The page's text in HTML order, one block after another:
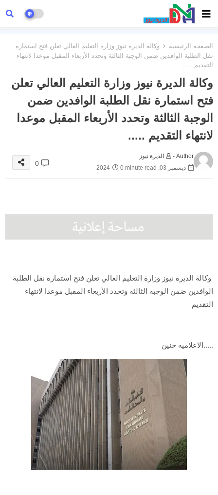
الصفحة الرئيسية
وكالة الديرة نيوز وزارة التعليم العالي تعلن فتح استمارة
نقل الطلبة الوافدين ضمن الوجبة الثالثة وتحدد الأربعاء المقبل موعدا لانتهاء
التقديم .....
وكالة الديرة نيوز وزارة التعليم العالي تعلن
فتح استمارة نقل الطلبة الوافدين ضمن
الوجبة الثالثة وتحدد الأربعاء المقبل موعدا
لانتهاء التقديم .....
Author -
الديرة نيوز
ديسمبر 03, 2024
0 minute read
0
وكالة الديرة نيوز وزارة التعليم العالي تعلن فتح استمارة نقل الطلبة
الوافدين ضمن الوجبة الثالثة وتحدد الأربعاء المقبل موعدا لانتهاء
التقديم
.....الاعلاميه حنين